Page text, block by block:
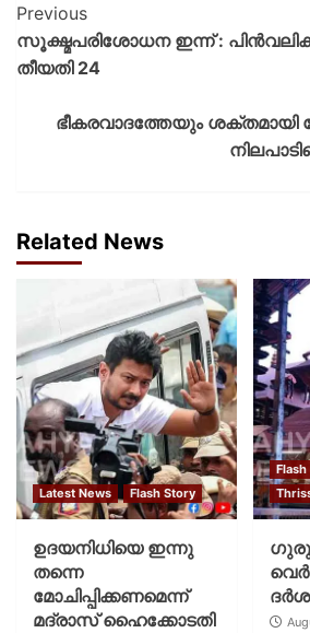
Previous
സൂക്ഷ്മപരിശോധന ഇന്ന് :
തീയതി 24
ഭീകരവാദത്തേയും ശക്തമായി
Related News
Latest News Flash Story
ഉദയനിധിയെ ഇന്നു
തന്നെ
മോചിപ്പിക്കണമെന്ന്
മദ്രാസ് ഹൈക്കോടതി